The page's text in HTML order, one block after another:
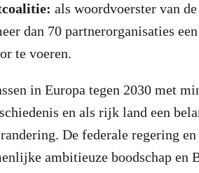
als woordvoerster van de
dan 70 partnerorganisaties
te voeren.
in Europa tegen 2030 met
en als rijk land een
De federale regering en
ambitieuze boodschap en